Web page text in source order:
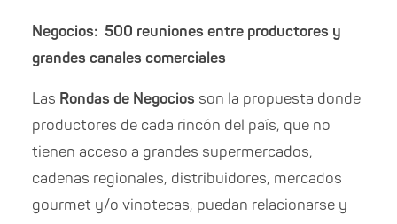
Negocios: 500 reuniones entre productores y
grandes canales comerciales
Las Rondas de Negocios son la propuesta donde
productores de cada rincón del país, que no
tienen acceso a grandes supermercados,
cadenas regionales, distribuidores, mercados
gourmet y/o vinotecas, puedan relacionarse y